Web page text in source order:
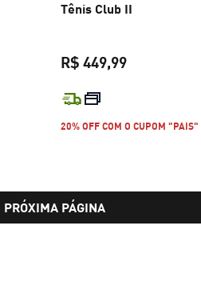
Tênis Club II
R$ 449,99
20% OFF COM O CUPOM "PAIS"
PRÓXIMA PÁGINA